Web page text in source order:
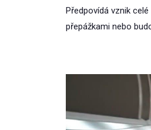
Předpovídá vznik
přepážkami nebo